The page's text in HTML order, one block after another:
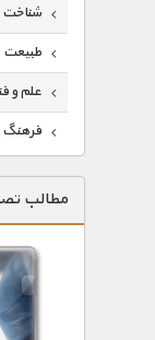
شناخت
طبیعت
علم و
فرهنگ
ماورایی
مطالب